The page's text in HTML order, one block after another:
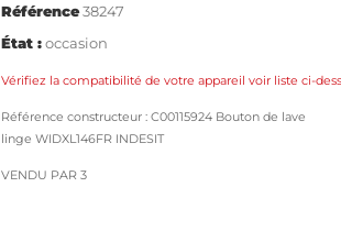
Référence38247
État :occasion
Vérifiez la compatibilité de votre appareil voir liste ci-
Référence constructeur : C00115924 Bouton de lave
linge WIDXL146FR INDESIT
VENDU PAR 3